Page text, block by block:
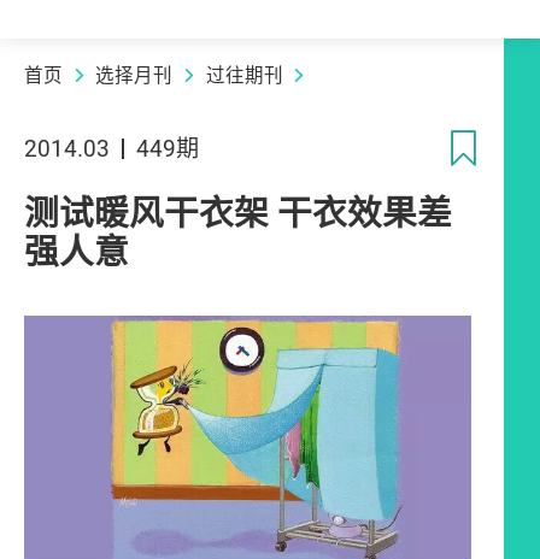
首页 选择月刊 过往期刊
2014.03 449期
测试暖风干衣架 干衣效果差
强人意